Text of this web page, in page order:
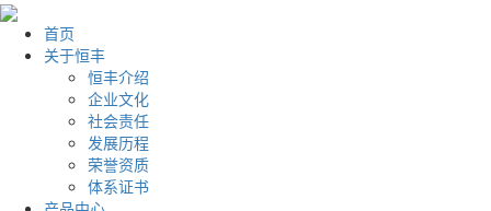
首页
关于恒丰
恒丰介绍
企业文化
社会责任
发展历程
荣誉资质
体系证书